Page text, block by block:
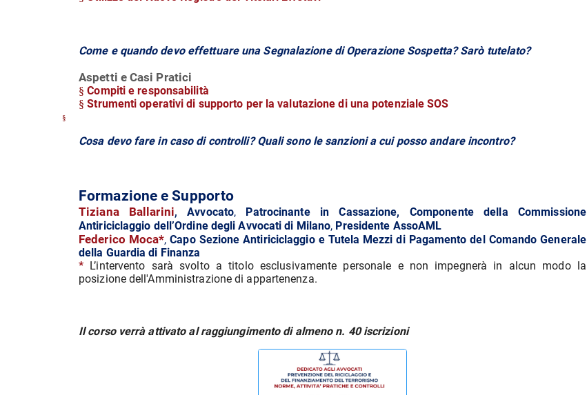
Come e quando devo effettuare una Segnalazione di Operazione Sospetta? Sarò tutelato?
Aspetti e Casi Pratici
§ Compiti e responsabilità
§ Strumenti operativi di supporto per la valutazione di una potenziale SOS
§
Cosa devo fare in caso di controlli? Quali sono le sanzioni a cui posso andare incontro?
Formazione e Supporto
Tiziana Ballarini, Avvocato, Patrocinante in Cassazione, Componente della Commissione
Antiriciclaggio dell’Ordine degli Avvocati di Milano, Presidente AssoAML
Federico Moca*,Capo Sezione Antiriciclaggio e Tutela Mezzi di Pagamento del Comando Generale
della Guardia di Finanza
* L’intervento sarà svolto a titolo esclusivamente personale e non impegnerà in alcun modo la
posizione dell'Amministrazione di appartenenza.
Il corso verrà attivato al raggiungimento di almeno n. 40 iscrizioni